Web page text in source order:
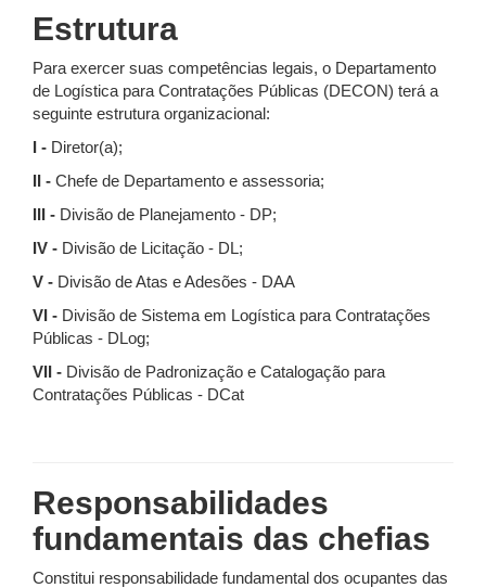
Estrutura
Para exercer suas competências legais, o Departamento
de Logística para Contratações Públicas (DECON) terá a
seguinte estrutura organizacional:
I - Diretor(a);
II - Chefe de Departamento e assessoria;
III - Divisão de Planejamento - DP;
IV - Divisão de Licitação - DL;
V - Divisão de Atas e Adesões - DAA
VI - Divisão de Sistema em Logística para Contratações
Públicas - DLog;
VII - Divisão de Padronização e Catalogação para
Contratações Públicas - DCat
Responsabilidades
fundamentais das cheﬁas
Constitui responsabilidade fundamental dos ocupantes das